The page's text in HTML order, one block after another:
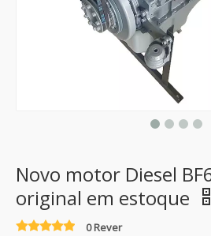
Novo motor Diesel
original em estoque
0 Rever